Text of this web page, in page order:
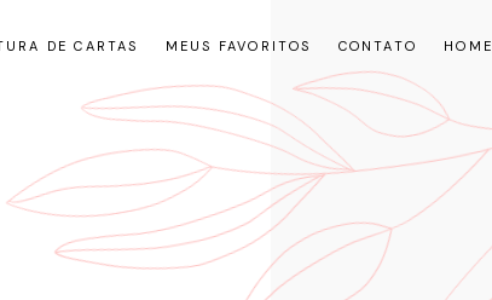
DE CARTAS MEUS FAVORITOS CONTATO HOME